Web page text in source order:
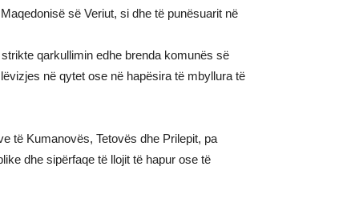
së Veriut, si dhe të punësuarit në
qarkullimin edhe brenda komunës së
në qytet ose në hapësira të mbyllura të
të Kumanovës, Tetovës dhe Prilepit, pa
dhe sipërfaqe të llojit të hapur ose të